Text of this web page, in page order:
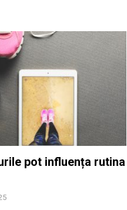
pot influența rutina